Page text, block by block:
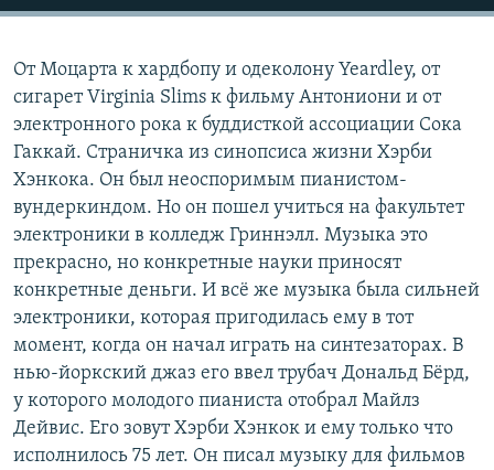
От Моцарта к хардбопу и одеколону Yeardley, от
сигарет Virginia Slims к фильму Антониони и от
электронного рока к буддисткой ассоциации Сока
Гаккай. Страничка из синопсиса жизни Хэрби
Хэнкока. Он был неоспоримым пианистом-
вундеркиндом. Но он пошел учиться на факультет
электроники в колледж Гриннэлл. Музыка это
прекрасно, но конкретные науки приносят
конкретные деньги. И всё же музыка была сильней
электроники, которая пригодилась ему в тот
момент, когда он начал играть на синтезаторах. В
нью-йоркский джаз его ввел трубач Дональд Бёрд,
у которого молодого пианиста отобрал Майлз
Дейвис. Его зовут Хэрби Хэнкок и ему только что
исполнилось 75 лет. Он писал музыку для фильмов